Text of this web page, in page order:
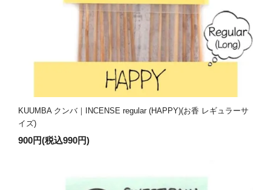
KUUMBA クンバ｜INCENSE regular (HAPPY)(お香 レギュラーサ
イズ)
900円(税込990円)